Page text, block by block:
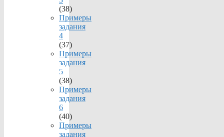
(38)
Примеры
задания
4
(37)
Примеры
задания
5
(38)
Примеры
задания
6
(40)
Примеры
задания